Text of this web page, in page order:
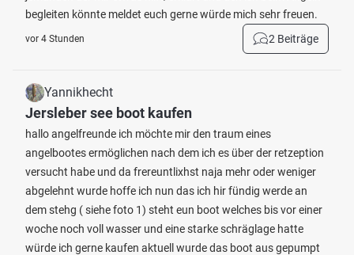
begleiten könnte meldet euch gerne würde mich sehr freuen.
vor 4 Stunden 2 Beiträge
Yannikhecht
Jersleber see boot kaufen
hallo angelfreunde ich möchte mir den traum eines
angelbootes ermöglichen nach dem ich es über der retzeption
versucht habe und da frereuntlixhst naja mehr oder weniger
abgelehnt wurde hoffe ich nun das ich hir fündig werde an
dem stehg ( siehe foto 1) steht eun boot welches bis vor einer
woche noch voll wasser und eine starke schräglage hatte
würde ich gerne kaufen aktuell wurde das boot aus gepumpt